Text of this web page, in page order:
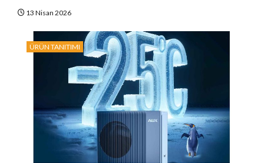
13 Nisan 2026
ÜRÜN TANITIMI